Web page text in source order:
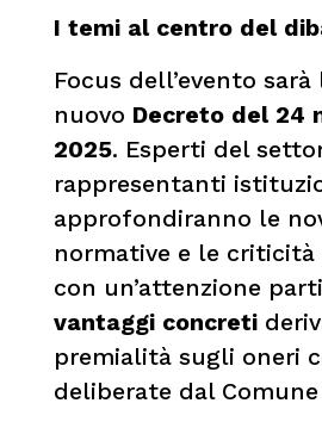
I temi al centro del
Focus dell’evento sarà
nuovo Decreto del 24
2025. Esperti del
rappresentanti
approfondiranno le
normative e le criticità
con un’attenzione
vantaggi concreti
premialità sugli oneri
deliberate dal Comune